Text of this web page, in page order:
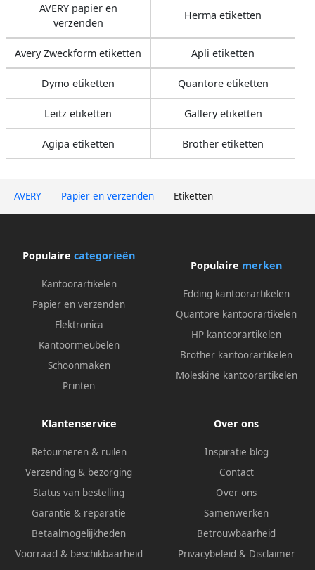
AVERY Papier en verzenden Etiketten
AVERY papier en
verzenden
Herma etiketten
Avery Zweckform etiketten Apli etiketten
Dymo etiketten Quantore etiketten
Leitz etiketten Gallery etiketten
Agipa etiketten Brother etiketten
Populaire categorieën
Kantoorartikelen
Papier en verzenden
Elektronica
Kantoormeubelen
Schoonmaken
Printen
Populaire merken
Edding kantoorartikelen
Quantore kantoorartikelen
HP kantoorartikelen
Brother kantoorartikelen
Moleskine kantoorartikelen
Klantenservice
Retourneren & ruilen
Verzending & bezorging
Status van bestelling
Garantie & reparatie
Betaalmogelijkheden
Voorraad & beschikbaarheid
Over ons
Inspiratie blog
Contact
Over ons
Samenwerken
Betrouwbaarheid
Privacybeleid & Disclaimer